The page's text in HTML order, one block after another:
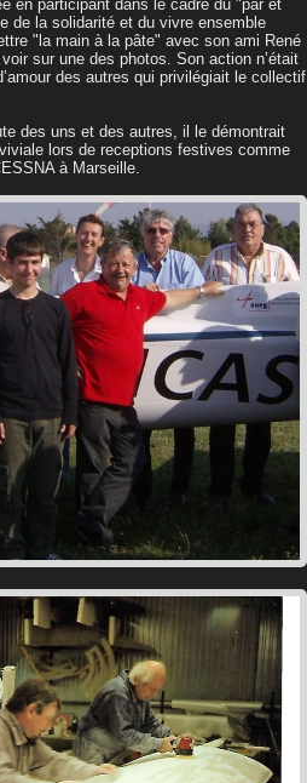
en participant dans le cadre du "par et
de la solidarité et du vivre ensemble
"la main à la pâte" avec son ami René
sur une des photos. Son action n’était
des autres qui privilégiait le collectif
des uns et des autres, il le démontrait
lors de receptions festives comme
à Marseille.